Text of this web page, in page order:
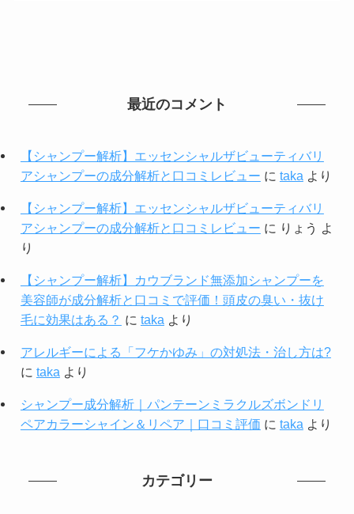
最近のコメント
【シャンプー解析】エッセンシャルザビューティバリ
アシャンプーの成分解析と口コミレビュー に taka より
【シャンプー解析】エッセンシャルザビューティバリ
アシャンプーの成分解析と口コミレビュー に りょう よ
り
【シャンプー解析】カウブランド無添加シャンプーを
美容師が成分解析と口コミで評価！頭皮の臭い・抜け
毛に効果はある？ に taka より
アレルギーによる「フケかゆみ」の対処法・治し方は?
に taka より
シャンプー成分解析｜パンテーンミラクルズボンドリ
ペアカラーシャイン＆リペア｜口コミ評価 に taka より
カテゴリー